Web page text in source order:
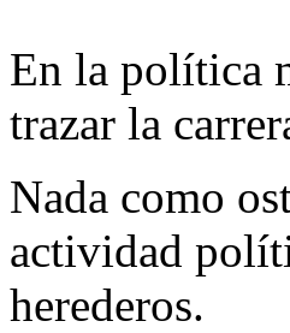
En la política
trazar la
Nada como
actividad
herederos.